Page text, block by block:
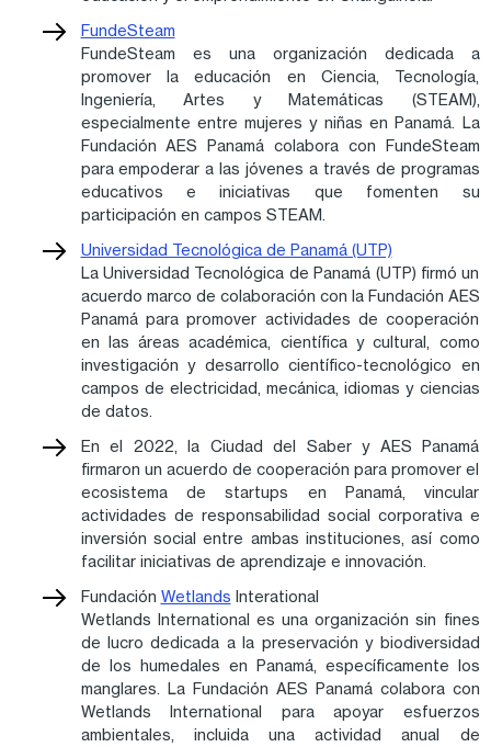
FundeSteam
FundeSteam es una organización dedicada a
promover la educación en Ciencia, Tecnología,
Ingeniería, Artes y Matemáticas (STEAM),
especialmente entre mujeres y niñas en Panamá. La
Fundación AES Panamá colabora con FundeSteam
para empoderar a las jóvenes a través de programas
educativos e iniciativas que fomenten su
participación en campos STEAM.
Universidad Tecnológica de Panamá (UTP)
La Universidad Tecnológica de Panamá (UTP) firmó un
acuerdo marco de colaboración con la Fundación AES
Panamá para promover actividades de cooperación
en las áreas académica, científica y cultural, como
investigación y desarrollo científico-tecnológico en
campos de electricidad, mecánica, idiomas y ciencias
de datos.
En el 2022, la Ciudad del Saber y AES Panamá
firmaron un acuerdo de cooperación para promover el
ecosistema de startups en Panamá, vincular
actividades de responsabilidad social corporativa e
inversión social entre ambas instituciones, así como
facilitar iniciativas de aprendizaje e innovación.
Fundación Wetlands Interational
Wetlands International es una organización sin fines
de lucro dedicada a la preservación y biodiversidad
de los humedales en Panamá, específicamente los
manglares. La Fundación AES Panamá colabora con
Wetlands International para apoyar esfuerzos
ambientales, incluida una actividad anual de